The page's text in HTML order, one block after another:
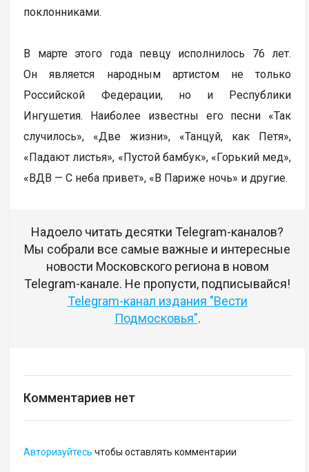
поклонниками.
В марте этого года певцу исполнилось 76 лет.
Он является народным артистом не только
Российской Федерации, но и Республики
Ингушетия. Наиболее известны его песни «Так
случилось», «Две жизни», «Танцуй, как Петя»,
«Падают листья», «Пустой бамбук», «Горький мед»,
«ВДВ — С неба привет», «В Париже ночь» и другие.
Надоело читать десятки Telegram-каналов?
Мы собрали все самые важные и интересные
новости Московского региона в новом
Telegram-канале. Не пропусти, подписывайся!
Telegram-канал издания "Вести
Подмосковья".
Комментариев нет
Авторизуйтесь чтобы оставлять комментарии